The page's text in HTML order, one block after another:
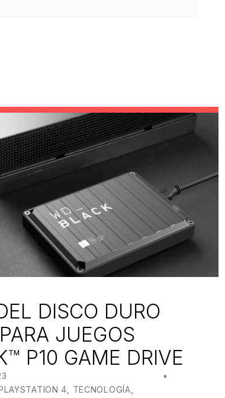
DISCO DURO
JUEGOS
P10 GAME DRIVE
4 TECNOLOGÍA